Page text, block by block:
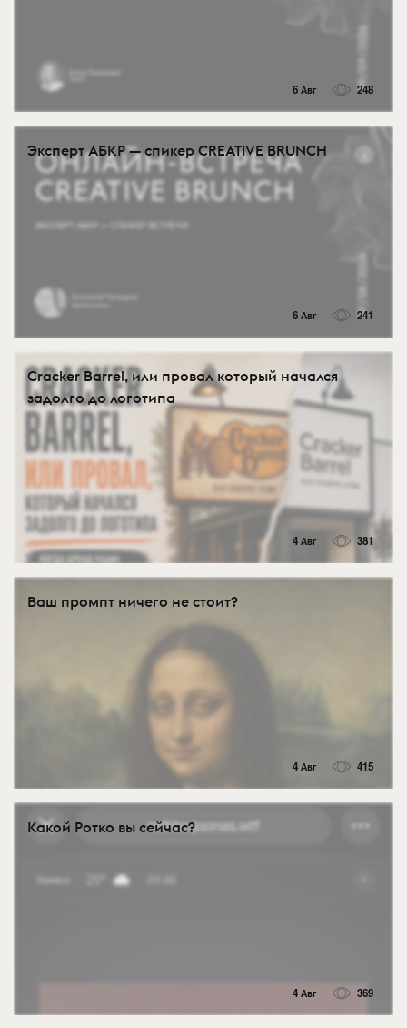
6 Авг 248
Эксперт АБКР — спикер CREATIVE BRUNCH
6 Авг 241
Cracker Barrel, или провал который начался
задолго до логотипа
4 Авг 381
Ваш промпт ничего не стоит?
4 Авг 415
Какой Ротко вы сейчас?
4 Авг 369